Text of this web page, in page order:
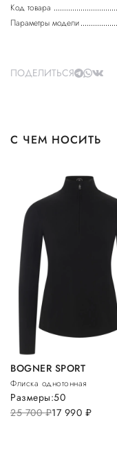
Код товара
Параметры модели
ПОДЕЛИТЬСЯ
С ЧЕМ НОСИТЬ
BOGNER SPORT
Флиска однотонная
25 700руб.17 990 руб.
Размеры:50